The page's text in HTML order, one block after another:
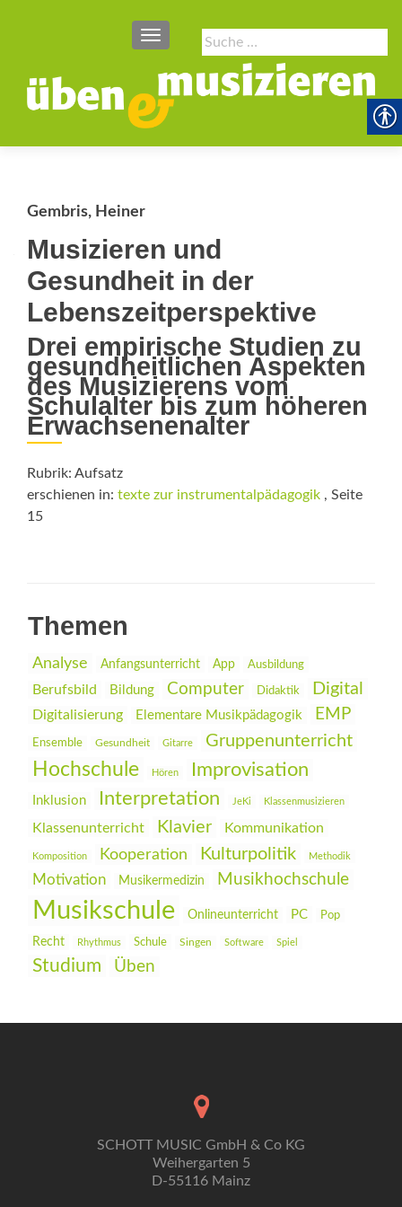
Suche
nach:
SCHALTE NAVIGATION
Gembris, Heiner
Musizieren und
Gesundheit in der
Lebenszeitperspektive
Drei empirische Studien zu
gesundheitlichen Aspekten
des Musizierens vom
Schulalter bis zum höheren
Erwachsenenalter
Rubrik: Aufsatz
erschienen in: texte zur instrumentalpädagogik , Seite
15
Themen
Analyse Anfangsunterricht App Ausbildung
Berufsbild Bildung Computer Didaktik Digital
Digitalisierung Elementare Musikpädagogik EMP
Ensemble Gesundheit Gitarre Gruppenunterricht
Hochschule Hören Improvisation
Inklusion Interpretation JeKi Klassenmusizieren
Klassenunterricht Klavier Kommunikation
Komposition Kooperation Kulturpolitik Methodik
Motivation Musikermedizin Musikhochschule
Musikschule Onlineunterricht PC Pop
Recht Rhythmus Schule Singen Software Spiel
Studium Üben
SCHOTT MUSIC GmbH & Co KG
Weihergarten 5
D-55116 Mainz